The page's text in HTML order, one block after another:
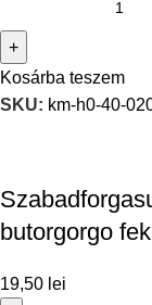
Kosárba teszem
SKU: km-h0-40-
butorgorgo
19,50 lei